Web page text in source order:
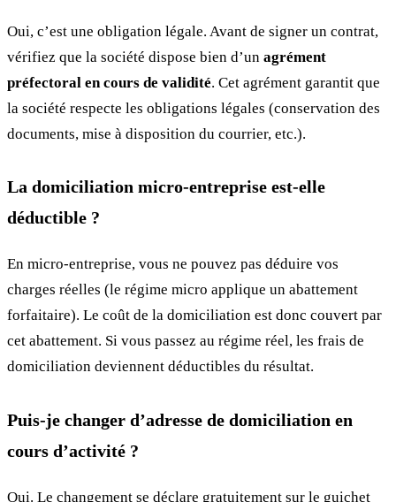
Oui, c’est une obligation légale. Avant de signer un contrat,
vérifiez que la société dispose bien d’un agrément
préfectoral en cours de validité. Cet agrément garantit que
la société respecte les obligations légales (conservation des
documents, mise à disposition du courrier, etc.).
La domiciliation micro-entreprise est-elle
déductible ?
En micro-entreprise, vous ne pouvez pas déduire vos
charges réelles (le régime micro applique un abattement
forfaitaire). Le coût de la domiciliation est donc couvert par
cet abattement. Si vous passez au régime réel, les frais de
domiciliation deviennent déductibles du résultat.
Puis-je changer d’adresse de domiciliation en
cours d’activité ?
Oui. Le changement se déclare gratuitement sur le guichet